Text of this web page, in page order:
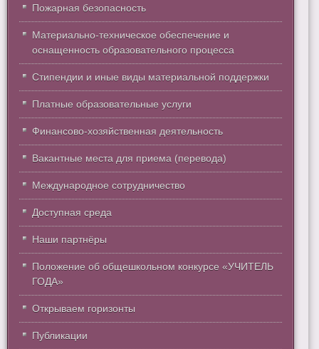
Пожарная безопасность
Материально-техническое обеспечение и
оснащенность образовательного процесса
Стипендии и иные виды материальной поддержки
Платные образовательные услуги
Финансово-хозяйственная деятельность
Вакантные места для приема (перевода)
Международное сотрудничество
Доступная среда
Наши партнёры
Положение об общешкольном конкурсе «УЧИТЕЛЬ
ГОДА»
Открываем горизонты
Публикации